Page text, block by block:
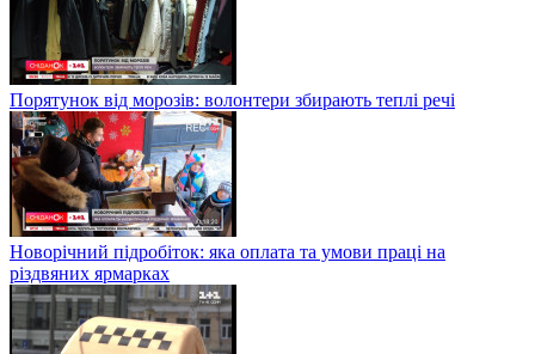
Порятунок від морозів: волонтери збирають теплі речі
Новорічний підробіток: яка оплата та умови праці на
різдвяних ярмарках